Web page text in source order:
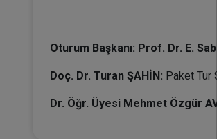
Oturum Başkanı: Prof. Dr. E.
Doç. Dr. Turan ŞAHİN: Paket Tur
Dr. Öğr. Üyesi Mehmet Özgür